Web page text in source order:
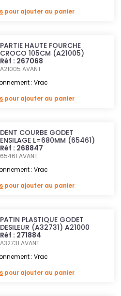
pour ajouter au panier
PARTIE HAUTE FOURCHE
CROCO 105CM (A21005)
Réf : 267068
A21005AVANT
: Vrac
pour ajouter au panier
DENT COURBE GODET
ENSILAGE L=680MM (65461)
Réf : 268847
65461AVANT
: Vrac
pour ajouter au panier
PATIN PLASTIQUE GODET
DESILEUR (A32731) A21000
Réf : 271884
A32731AVANT
: Vrac
pour ajouter au panier